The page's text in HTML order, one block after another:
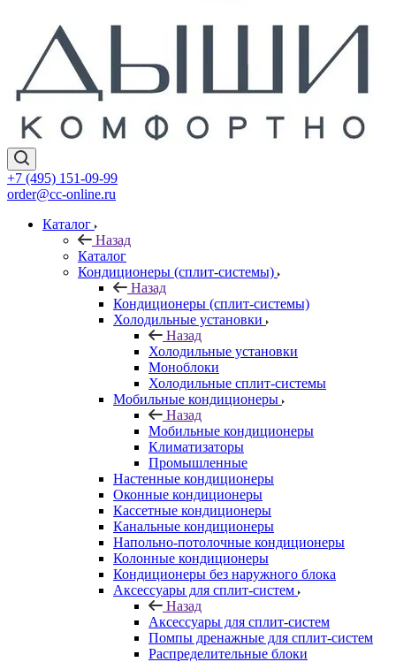
+7 (495) 151-09-99
order@cc-online.ru
Каталог
Назад
Каталог
Кондиционеры (сплит-системы)
Назад
Кондиционеры (сплит-системы)
Холодильные установки
Назад
Холодильные установки
Моноблоки
Холодильные сплит-системы
Мобильные кондиционеры
Назад
Мобильные кондиционеры
Климатизаторы
Промышленные
Настенные кондиционеры
Оконные кондиционеры
Кассетные кондиционеры
Канальные кондиционеры
Напольно-потолочные кондиционеры
Колонные кондиционеры
Кондиционеры без наружного блока
Аксессуары для сплит-систем
Назад
Аксессуары для сплит-систем
Помпы дренажные для сплит-систем
Распределительные блоки